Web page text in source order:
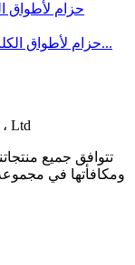
حزام لأطواق الكلب حزام نايلون مقاوم للماء مغلف بالبل...
تتوافق جميع
ومكافأتها في